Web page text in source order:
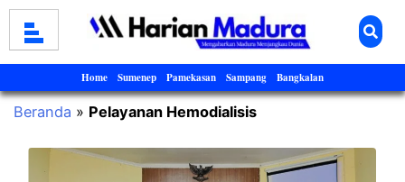
Home Sumenep Pamekasan Sampang Bangkalan
Beranda » Pelayanan Hemodialisis